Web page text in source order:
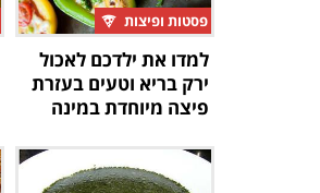
פסטות ופיצות
למדו את ילדכם לאכול
ירק בריא וטעים בעזרת
פיצה מיוחדת במינה